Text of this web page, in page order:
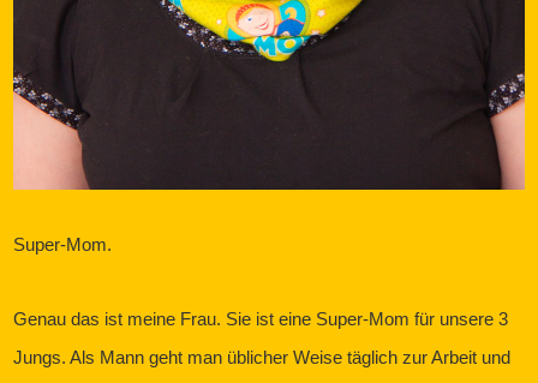
Super-Mom.
Genau das ist meine Frau. Sie ist eine Super-Mom für unsere 3
Jungs. Als Mann geht man üblicher Weise täglich zur Arbeit und